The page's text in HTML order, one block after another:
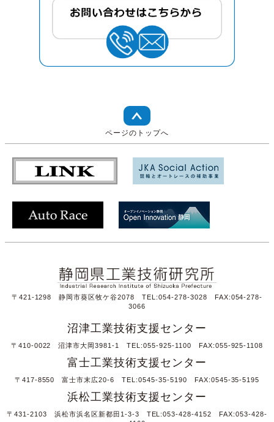
ページのトップへ
〒421-1298 静岡市葵区牧ケ谷2078 TEL:054-278-3028 FAX:054-278-
3066
沼津工業技術支援センター
〒410-0022 沼津市大岡3981-1 TEL:055-925-1100 FAX:055-925-1108
富士工業技術支援センター
〒417-8550 富士市末広20-6 TEL:0545-35-5190 FAX:0545-35-5195
浜松工業技術支援センター
〒431-2103 浜松市浜名区新都田1-3-3 TEL:053-428-4152 FAX:053-428-